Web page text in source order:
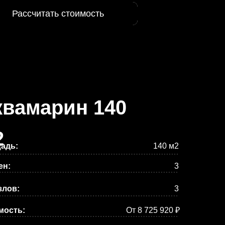
Рассчитать стоимость
Рассчитать стоимость
140
140 м2
3
3
От 8 725 920 ₽